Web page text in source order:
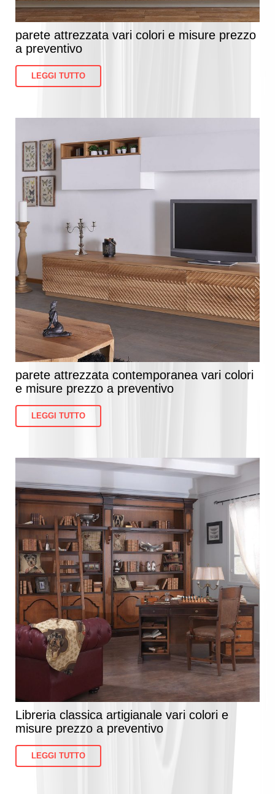
parete attrezzata vari colori e misure prezzo
a preventivo
LEGGI TUTTO
parete attrezzata contemporanea vari colori
e misure prezzo a preventivo
LEGGI TUTTO
Libreria classica artigianale vari colori e
misure prezzo a preventivo
LEGGI TUTTO